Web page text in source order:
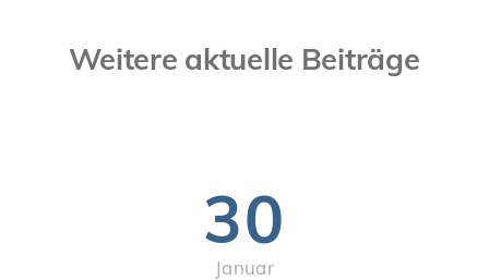
Weitere aktuelle Beiträge
30
Januar